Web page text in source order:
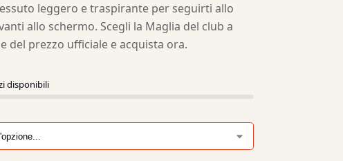
leggero e traspirante per seguirti allo
allo schermo. Scegli la Maglia del club a
del prezzo ufficiale e acquista ora.
disponibili